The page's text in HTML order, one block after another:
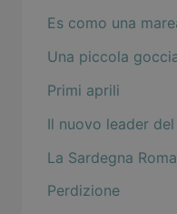
Es como una
Una piccola
Primi aprili
Il nuovo leader del
La Sardegna
Perdizione